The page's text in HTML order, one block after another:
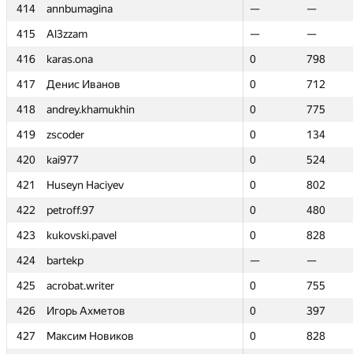
414
annbumagina —
—
415
Al3zzam —
—
416
karas.ona 0
798
417
Денис Иванов 0
712
418
andrey.khamukhin 0
775
419
zscoder 0
134
420
kai977 0
524
421
Huseyn Haciyev 0
802
422
petroff.97 0
480
423
kukovski.pavel 0
828
424
bartekp —
—
425
acrobat.writer 0
755
426
Игорь Ахметов 0
397
427
Максим Новиков 0
828
414
annbumagina —
—
415
Al3zzam —
—
416
karas.ona 0
798
417
Денис Иванов 0
712
418
andrey.khamukhin 0
775
419
zscoder 0
134
420
kai977 0
524
421
Huseyn Haciyev 0
802
422
petroff.97 0
480
423
kukovski.pavel 0
828
424
bartekp —
—
425
acrobat.writer 0
755
426
Игорь Ахметов 0
397
427
Максим Новиков 0
828